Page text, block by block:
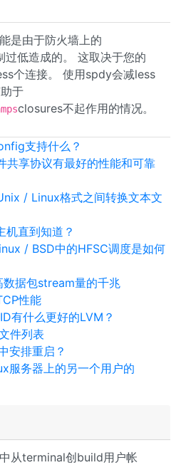
从terminal创build用户帐
是由于防火墙上的
过低造成的。 这取决于您的
个连接。 使用spdy会减less
于
closures不起作用的情况。
支持什么？
享协议有最好的性能和可靠
/ Linux格式之间转换文本文
直到知道？
/ BSD中的HFSC调度是如何
据包stream量的千兆
性能
有什么更好的LVM？
件列表
安排重启？
服务器上的另一个用户的